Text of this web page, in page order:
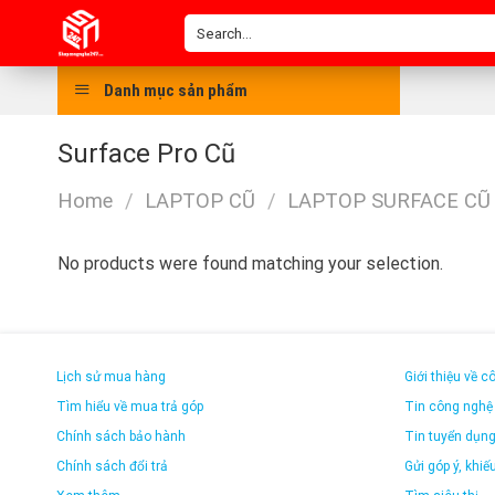
content
Search
for:
Danh mục sản phẩm
Surface Pro Cũ
Home / LAPTOP CŨ / LAPTOP SURFACE CŨ
No products were found matching your selection.
Lịch sử mua hàng
Tìm hiểu về mua trả góp
Chính sách bảo hành
Chính sách đổi trả
Giới thiệu về
Tin công nghệ
Tin tuyển dụng
Gửi góp ý,